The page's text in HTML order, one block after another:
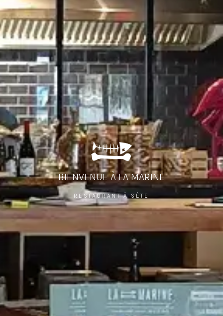
BIENVENUE À LA MARINE
RESTAURANT À SÈTE